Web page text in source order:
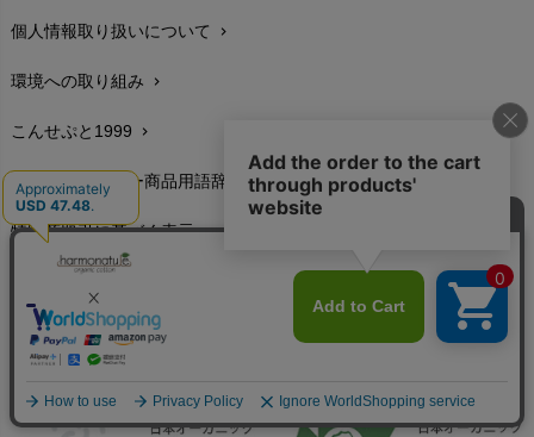
サイズ・寸法chevron_right
生地・素材chevron_right
お手入れについて
レビューを書こうchevron_right
返品交換
FAXでのご注文
お問い合わせchevron_right
個人情報取り扱いについて chevron_right
環境への取り組み chevron_right
こんせぷと1999 chevron_right
ハーモネイチャー商品用語辞典chevron_right
特定商取引に基づく表示chevron_right